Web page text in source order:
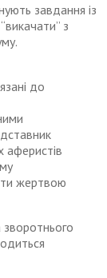
завдання із
з
до
аферистів
жертвою
зворотнього